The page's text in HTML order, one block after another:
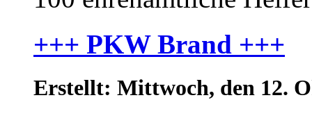
+++ PKW Brand +++
Erstellt: Mittwoch, den 12.